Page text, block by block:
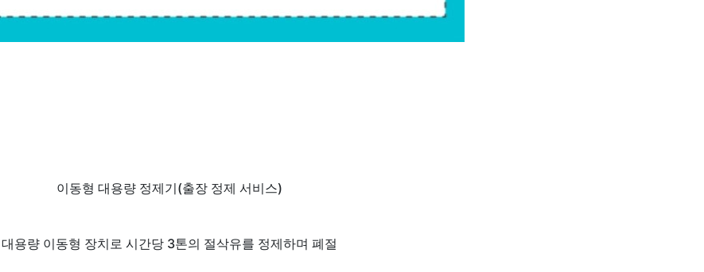
이동형 대용량 정제기(출장 정제 서비스)
대용량 이동형 장치로 시간당 3톤의 절삭유를 정제하며 폐절